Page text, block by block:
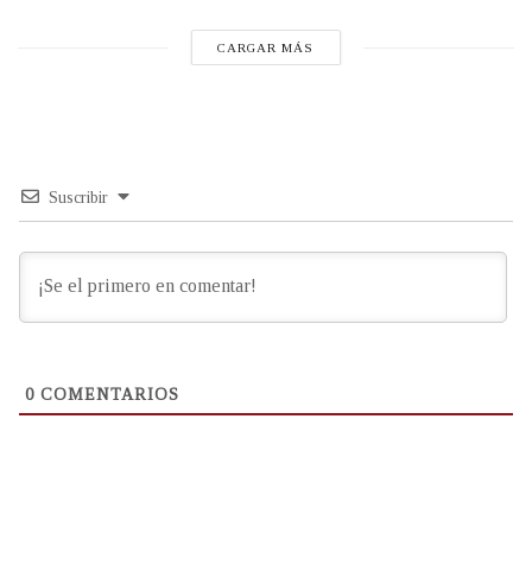
CARGAR MÁS
Suscribir
0 COMENTARIOS